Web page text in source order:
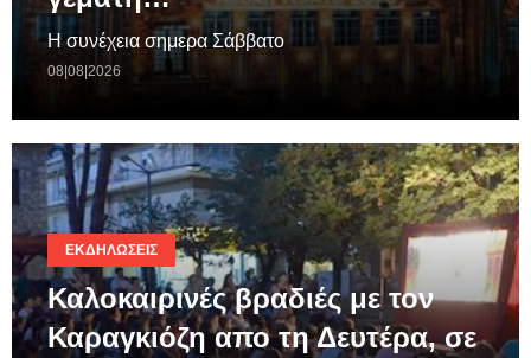
Η συνέχεια σημερα Σάββατο
08|08|2026
ΕΚΔΗΛΏΣΕΙΣ
Καλοκαιρινές βραδιές με τον
Καραγκιόζη απο τη Δευτέρα, σε